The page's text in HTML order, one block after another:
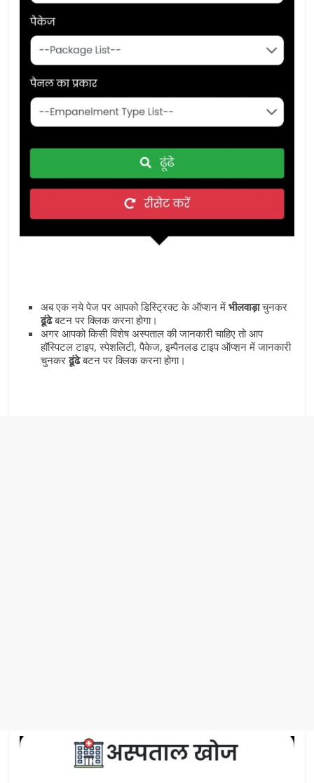
अब एक नये पेज पर आपको डिस्ट्रिक्‍ट के ऑप्‍शन मेंभीलवाड़ाचुनकर
ढूंढेबटन पर क्लिक करना होगा।
अगर आपको किसी विशेष अस्‍पताल की जानकारी चाहिए तो आप
हॉस्पिटल टाइप, स्पेशलिटी, पैकेज, इम्पैनलड टाइप ऑप्‍शन में जानकारी
चुनकरढूंढेबटन पर क्लिक करना होगा।